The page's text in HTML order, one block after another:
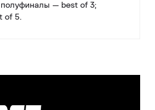
— best of 3;
of 5.